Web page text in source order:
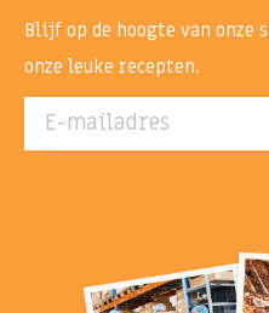
Blijf op de hoogte van onze
onze leuke recepten.
E-mailadres